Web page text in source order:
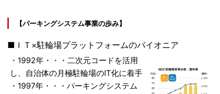
【パーキングシステム事業の歩み】
■ＩＴ×駐輪場プラットフォームのパイオニア
・1992年・・・二次元コードを活用
し、自治体の月極駐輪場のIT化に着手
・1997年・・・パーキングシステム